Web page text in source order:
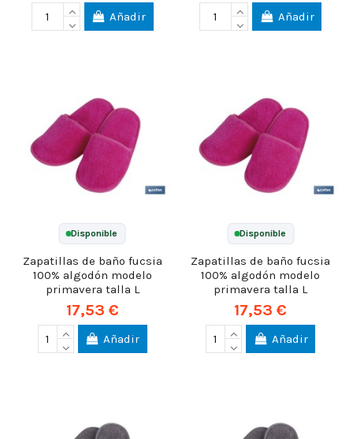
Añadir Añadir
Disponible
Zapatillas de baño fucsia
100% algodón modelo
primavera talla L
17,53 €
Añadir
Disponible
Zapatillas de baño fucsia
100% algodón modelo
primavera talla L
17,53 €
Añadir